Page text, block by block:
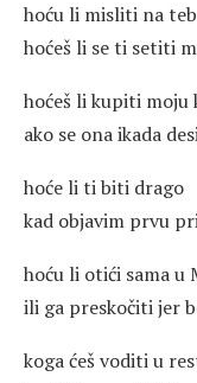
hoću li misliti na
hoćeš li se ti setiti
hoćeš li kupiti moju
ako se ona ikada
hoće li ti biti drago
kad objavim prvu
hoću li otići sama u
ili ga preskočiti jer
koga ćeš voditi u